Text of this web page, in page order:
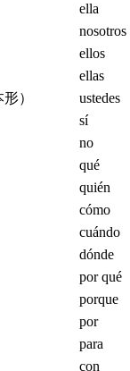
ella
nosotros
ellos
ellas
）
ustedes
sí
no
qué
quién
cómo
cuándo
dónde
por qué
porque
por
para
con